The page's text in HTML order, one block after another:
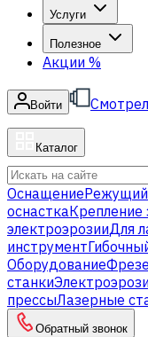
Услуги
Полезное
Акции %
Войти Смотрел
Каталог
ОснащениеРежущий
оснасткаКрепление
электроэрозииДля
инструмент
Оборудование
станки
прессыЛазерные
Обратный звонок